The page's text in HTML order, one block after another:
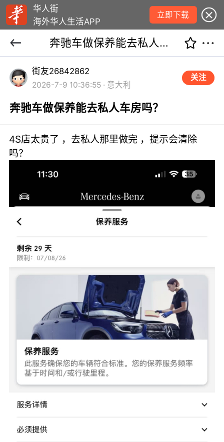
华人街
海外华人生活APP
立即下载
奔驰车做保养能去私人车房吗？
街友26842862
2026-7-9 10:36:55 · 意大利
关注
奔驰车做保养能去私人车房吗？
4S店太贵了 ，去私人那里做完 ，提示会清除
吗？